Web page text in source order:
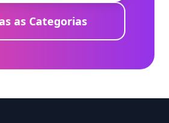
as Categorias